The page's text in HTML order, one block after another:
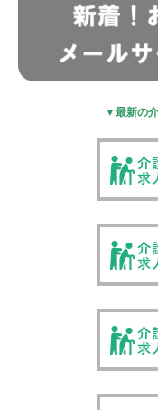
▼最新の